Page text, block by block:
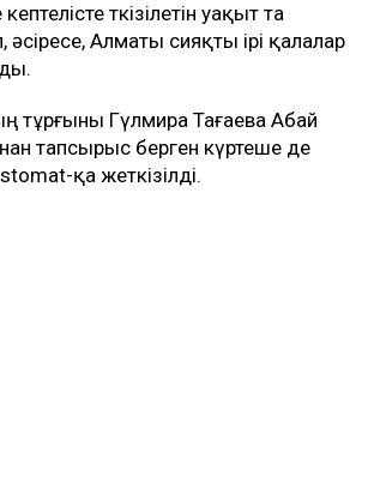
өткізілетін уақыт та
Алматы сияқты ірі қалалар
тұрғыны Гүлмира Тағаева Абай
тапсырыс берген күртеше де
қа жеткізілді.